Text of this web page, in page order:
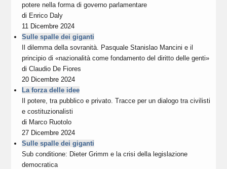
potere nella forma di governo parlamentare
di Enrico Daly
11 Dicembre 2024
Sulle spalle dei giganti
Il dilemma della sovranità. Pasquale Stanislao Mancini e il
principio di «nazionalità come fondamento del diritto delle genti»
diClaudio De Fiores
20 Dicembre 2024
La forza delle idee
Il potere, tra pubblico e privato. Tracce per un dialogo tra civilisti
e costituzionalisti
di Marco Ruotolo
27 Dicembre 2024
Sulle spalle dei giganti
Sub conditione: Dieter Grimm e la crisi della legislazione
democratica